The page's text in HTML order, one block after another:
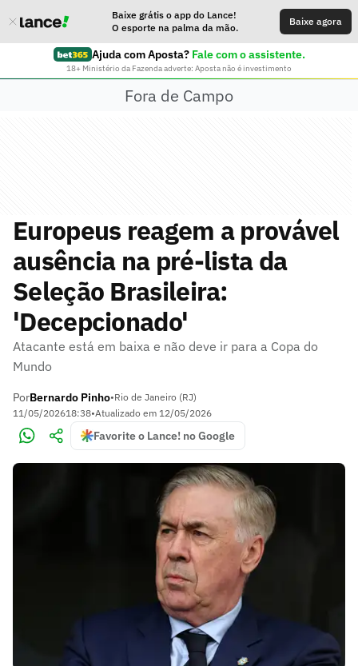
Baixe grátis o app do Lance!
O esporte na palma da mão.
Baixe agora
Ajuda com Aposta? Fale com o assistente.
18+ Ministério da Fazenda adverte: Aposta não é investimento
Fora de Campo
Europeus reagem a provável
ausência na pré-lista da
Seleção Brasileira:
'Decepcionado'
Atacante está em baixa e não deve ir para a Copa do
Mundo
PorBernardo Pinho•Rio de Janeiro (RJ)
11/05/202618:38•Atualizado em 12/05/2026
Favorite o Lance! no Google